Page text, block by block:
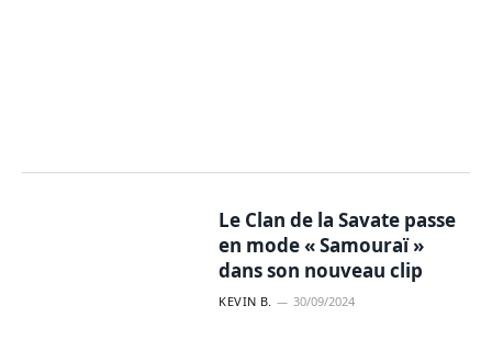
Le Clan de la Savate passe
en mode « Samouraï »
dans son nouveau clip
KEVIN B. 30/09/2024